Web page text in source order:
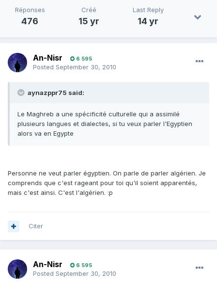
Réponses
476
Créé
15 yr
Last Reply
14 yr
An-Nisr 6 595
Posted September 30, 2010
aynazppr75 said:
Le Maghreb a une spécificité culturelle qui a assimilé
plusieurs langues et dialectes, si tu veux parler l'Egyptien
alors va en Egypte
Personne ne veut parler égyptien. On parle de parler algérien. Je
comprends que c'est rageant pour toi qu'il soient apparentés,
mais c'est ainsi. C'est l'algérien. :p
Citer
An-Nisr 6 595
Posted September 30, 2010